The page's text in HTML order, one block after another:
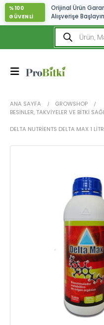
%100
GÜVENLİ
Orijinal Ürün
Alışverişe
ANA SAYFA
GROWSHOP
BESINLER, TAKVIYELER VE BITKI
DELTA NUTRIENTS DELTA MAX 1